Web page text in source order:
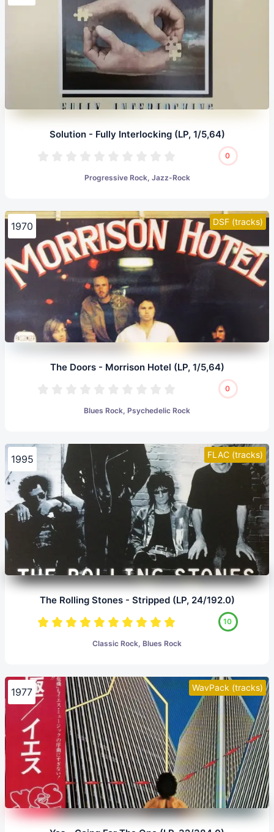
Solution - Fully Interlocking (LP, 1/5,64)
0
Progressive Rock, Jazz-Rock
DSF (tracks)
1970
The Doors - Morrison Hotel (LP, 1/5,64)
0
Blues Rock, Psychedelic Rock
FLAC (tracks)
1995
The Rolling Stones - Stripped (LP, 24/192.0)
10
Classic Rock, Blues Rock
WavPack (tracks)
1977